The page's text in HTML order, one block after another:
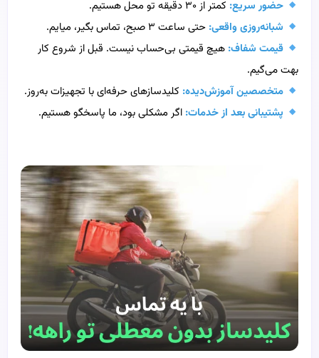
حضور سریع: کمتر از ۳۰ دقیقه تو محل هستیم.
شبانه‌روزی واقعی: حتی ساعت ۳ صبح، تماس بگیر، میایم.
قیمت شفاف: هیچ قیمتی بی‌حساب نیست. قبل از شروع کار
بهت می‌گیم.
متخصصین آموزش‌دیده: کلیدسازهای حرفه‌ای با تجهیزات به‌روز.
پشتیبانی بعد از خدمات: اگر مشکلی بود، ما پاسخگو هستیم.